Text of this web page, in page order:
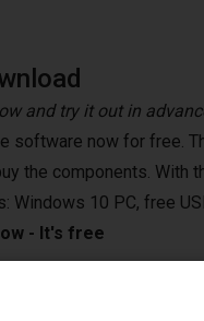
and try it out in
software now for free.
the components. With
Windows 10 PC, free
- It's free